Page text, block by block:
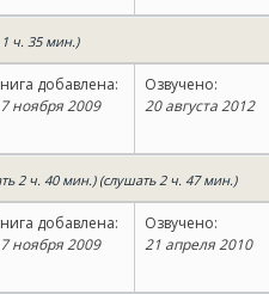
ч. 35 мин.)
добавлена:
ноября 2009
Озвучено:
20 августа 2012
2 ч. 40 мин.) (слушать 2 ч. 47 мин.)
добавлена:
ноября 2009
Озвучено:
21 апреля 2010